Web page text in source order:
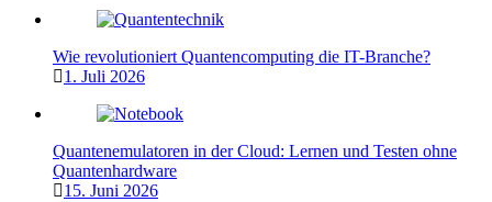
Wie revolutioniert Quantencomputing die IT-Branche?
1. Juli 2026
Quantenemulatoren in der Cloud: Lernen und Testen ohne
Quantenhardware
15. Juni 2026